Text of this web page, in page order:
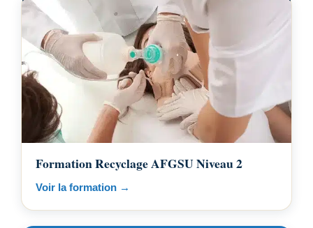
Formation Recyclage AFGSU Niveau 2
Voir la formation →